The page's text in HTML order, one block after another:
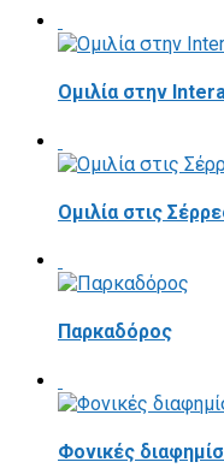
Ομιλία στην
Ομιλία στις
Παρκαδόρος
Φονικές